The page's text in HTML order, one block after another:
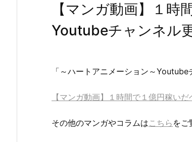
【マンガ動画】１時
Youtubeチャンネル
「～ハートアニメーション～Youtube
【マンガ動画】１時間で１億円稼いだ
その他のマンガやコラムはこちら をご